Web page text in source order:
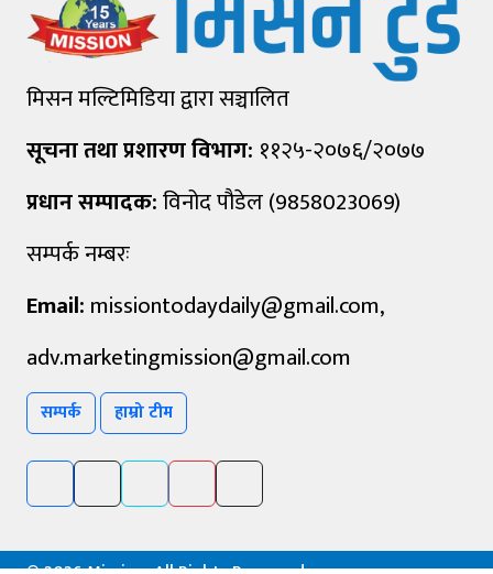
मिसन मल्टिमिडिया द्वारा सञ्चालित
सूचना तथा प्रशारण विभाग: ११२५-२०७६/२०७७
प्रधान सम्पादक:विनोद पौडेल (9858023069)
सम्पर्क नम्बरः
Email: missiontodaydaily@gmail.com,
adv.marketingmission@gmail.com
सम्पर्क हाम्रो टीम